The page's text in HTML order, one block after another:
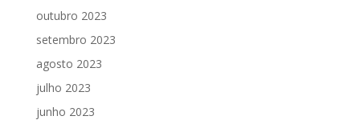
outubro 2023
setembro 2023
agosto 2023
julho 2023
junho 2023